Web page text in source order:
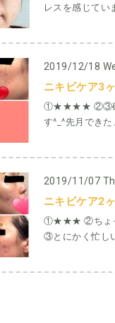
レスを感じてい
2019/12/18
ニキビケア3
①★★★★ ②③確実
す^_^先月でき
2019/11/07
ニキビケア2
①★★★ ②ちょっ
③とにかく忙し